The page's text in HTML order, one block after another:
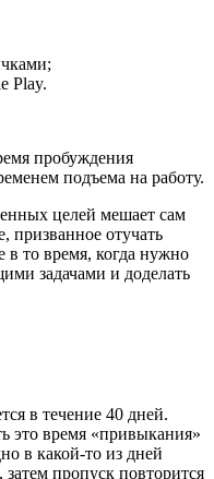
Play.
пробуждения
подъема на работу.
целей мешает сам
призванное отучать
в то время, когда нужно
задачами и доделать
в течение 40 дней.
это время «привыкания»
в какой-то из дней
затем пропуск повторится